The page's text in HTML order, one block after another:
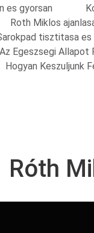
es gyorsan
Roth Miklos
tisztitasa es
Az Egeszsegi Allapot
Hogyan Keszuljunk
Róth